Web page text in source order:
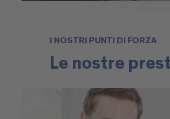
I NOSTRI PUNTI DI FORZA
Le nostre